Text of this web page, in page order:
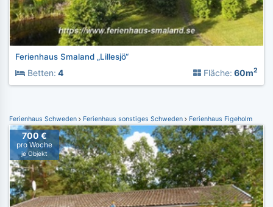
Ferienhaus Smaland „Lillesjö“
Betten: 4 Fläche: 60m2
Ferienhaus Schweden Ferienhaus sonstiges Schweden Ferienhaus Figeholm
700 €
pro Woche
je Objekt